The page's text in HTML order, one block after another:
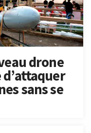
drone
d’attaquer
sans se